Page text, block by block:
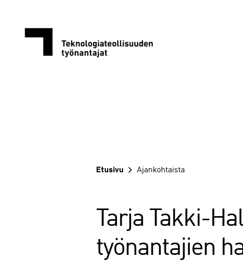
Etusivu Ajankohtaista
Tarja Takki-
työnantajien